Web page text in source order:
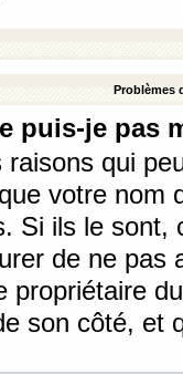
Problèmes
puis-je pas
raisons qui
votre nom
Si ils le sont,
de ne pas
propriétaire
son côté, et